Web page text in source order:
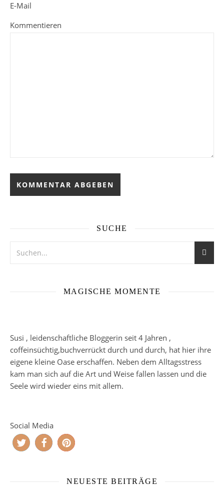
E-Mail
Kommentieren
SUCHE
MAGISCHE MOMENTE
Susi , leidenschaftliche Bloggerin seit 4 Jahren ,
coffeinsüchtig,buchverrückt durch und durch, hat hier ihre
eigene kleine Oase erschaffen. Neben dem Alltagsstress
kam man sich auf die Art und Weise fallen lassen und die
Seele wird wieder eins mit allem.
Social Media
NEUESTE BEITRÄGE